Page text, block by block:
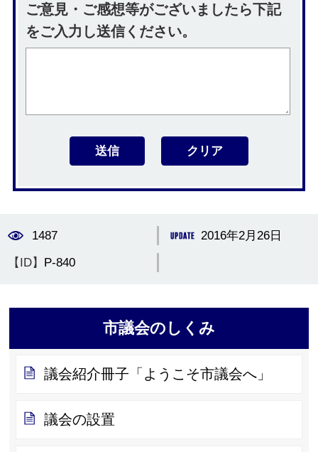
ご意見・ご感想等がございましたら下記
をご入力し送信ください。
1487 2016年2月26日
【ID】 P-840
市議会のしくみ
議会紹介冊子「ようこそ市議会へ」
議会の設置